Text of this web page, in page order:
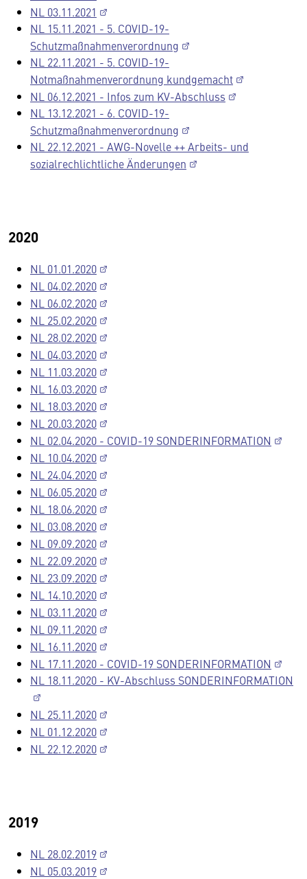
NL 03.11.2021
NL 15.11.2021 - 5. COVID-19-
Schutzmaßnahmenverordnung
NL 22.11.2021 - 5. COVID-19-
Notmaßnahmenverordnung kundgemacht
NL 06.12.2021 - Infos zum KV-Abschluss
NL 13.12.2021 - 6. COVID-19-
Schutzmaßnahmenverordnung
NL 22.12.2021 - AWG-Novelle ++ Arbeits- und
sozialrechlichtliche Änderungen
2020
NL 01.01.2020
NL 04.02.2020
NL 06.02.2020
NL 25.02.2020
NL 28.02.2020
NL 04.03.2020
NL 11.03.2020
NL 16.03.2020
NL 18.03.2020
NL 20.03.2020
NL 02.04.2020 - COVID-19 SONDERINFORMATION
NL 10.04.2020
NL 24.04.2020
NL 06.05.2020
NL 18.06.2020
NL 03.08.2020
NL 09.09.2020
NL 22.09.2020
NL 23.09.2020
NL 14.10.2020
NL 03.11.2020
NL 09.11.2020
NL 16.11.2020
NL 17.11.2020 - COVID-19 SONDERINFORMATION
NL 18.11.2020 - KV-Abschluss SONDERINFORMATION
NL 25.11.2020
NL 01.12.2020
NL 22.12.2020
2019
NL 28.02.2019
NL 05.03.2019